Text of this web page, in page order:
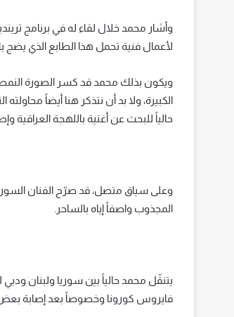
لأعمال فنية تحمل هذا الطابع الذي يضج
ويكون بذلك محمد قد كسر الصورة النمطية
الكبيرة، ولا بد أن نتذكر هنا أيضاً
حالياً للبحث عن أغنية باللهجة العراقية
وعلى سياق متصل، قد صرّح الفنان السوري
المجذوب واصفاً إياه بالساحر.
يتنقّل محمد حالياً بين سوريا ولبنان ودبي
فايروس كورونا وخصوصاً بعد إصابة بعض